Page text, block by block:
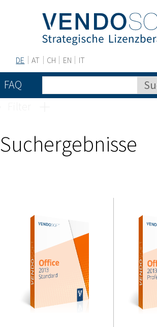
DE AT CH EN IT
FAQ
Suchergebnisse